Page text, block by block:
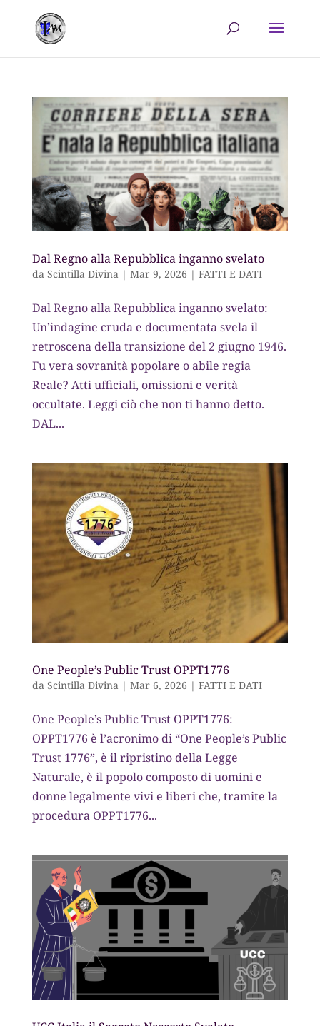
Dal Regno alla Repubblica inganno svelato
da Scintilla Divina| Mar 9, 2026 | FATTI E DATI
Dal Regno alla Repubblica inganno svelato:
Un’indagine cruda e documentata svela il
retroscena della transizione del 2 giugno 1946.
Fu vera sovranità popolare o abile regia
Reale? Atti ufficiali, omissioni e verità
occultate. Leggi ciò che non ti hanno detto.
DAL...
One People’s Public Trust OPPT1776
da Scintilla Divina| Mar 6, 2026 | FATTI E DATI
One People’s Public Trust OPPT1776:
OPPT1776 è l’acronimo di “One People’s Public
Trust 1776”, è il ripristino della Legge
Naturale, è il popolo composto di uomini e
donne legalmente vivi e liberi che, tramite la
procedura OPPT1776...